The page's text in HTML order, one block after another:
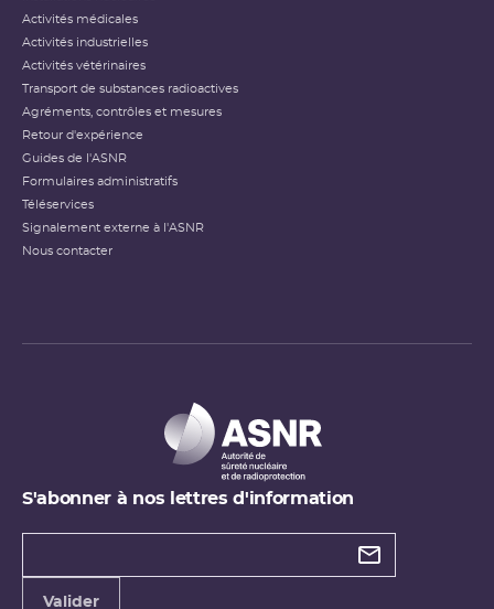
Activités médicales
Activités industrielles
Activités vétérinaires
Transport de substances radioactives
Agréments, contrôles et mesures
Retour d'expérience
Guides de l'ASNR
Formulaires administratifs
Téléservices
Signalement externe à l'ASNR
Nous contacter
S'abonner à nos lettres d'information
Types de
Valider